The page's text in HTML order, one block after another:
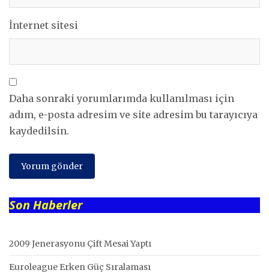
İnternet sitesi
Daha sonraki yorumlarımda kullanılması için
adım, e-posta adresim ve site adresim bu tarayıcıya
kaydedilsin.
Son Haberler
2009 Jenerasyonu Çift Mesai Yaptı
Euroleague Erken Güç Sıralaması